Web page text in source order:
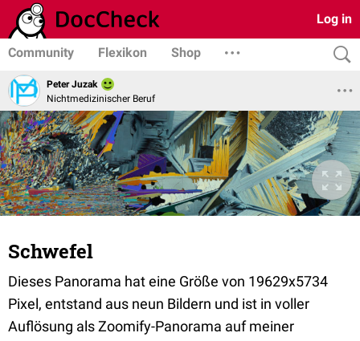
Log in
Community Flexikon Shop
Peter Juzak
Nichtmedizinischer Beruf
Schwefel
Dieses Panorama hat eine Größe von 19629x5734
Pixel, entstand aus neun Bildern und ist in voller
Auflösung als Zoomify-Panorama auf meiner